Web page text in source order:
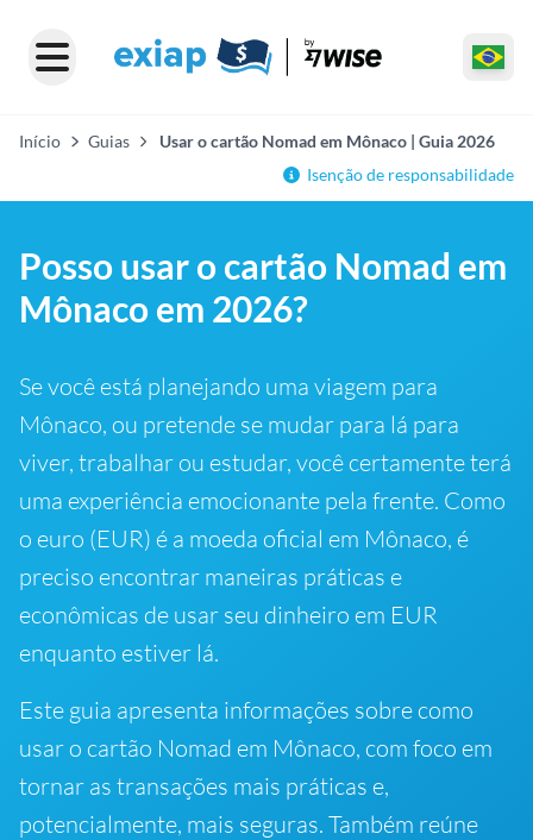
Início Guias
Usar o cartão Nomad em Mônaco | Guia 2026
Isenção de responsabilidade
Posso usar o cartão Nomad em
Mônaco em 2026?
Se você está planejando uma viagem para
Mônaco, ou pretende se mudar para lá para
viver, trabalhar ou estudar, você certamente terá
uma experiência emocionante pela frente. Como
o euro (EUR) é a moeda oficial em Mônaco, é
preciso encontrar maneiras práticas e
econômicas de usar seu dinheiro em EUR
enquanto estiver lá.
Este guia apresenta informações sobre como
usar o cartão Nomad em Mônaco, com foco em
tornar as transações mais práticas e,
potencialmente, mais seguras. Também reúne